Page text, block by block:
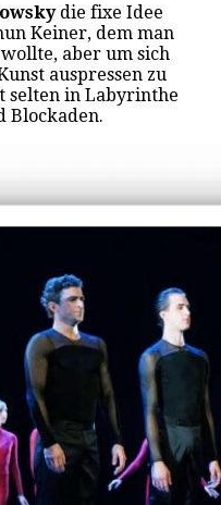
die fixe Idee
Keiner, dem man
aber um sich
auspressen zu
selten in Labyrinthe
Blockaden.